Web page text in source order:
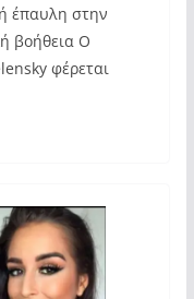
έπαυλη στην
βοήθεια Ο
φέρεται